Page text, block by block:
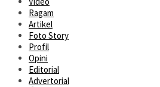
Ragam
Artikel
Foto Story
Profil
Opini
Editorial
Advertorial